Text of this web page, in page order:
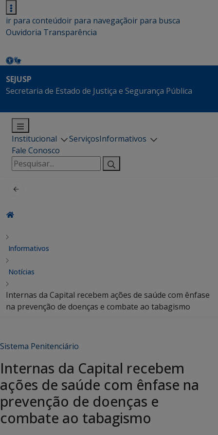
ir para conteúdoir para navegaçãoir para busca
Ouvidoria Transparência
SEJUSP
Secretaria de Estado de Justiça e Segurança Pública
Institucional ServiçosInformativos
Fale Conosco
Pesquisar
por:
Informativos
Notícias
Internas da Capital recebem ações de saúde com ênfase
na prevenção de doenças e combate ao tabagismo
Sistema Penitenciário
Internas da Capital recebem
ações de saúde com ênfase na
prevenção de doenças e
combate ao tabagismo